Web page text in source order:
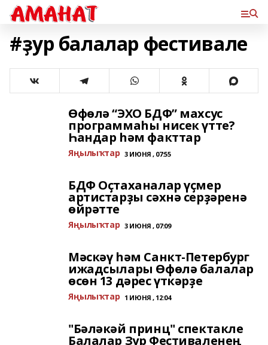
#ҙур балалар фестивале
Өфөлә “ЭХО БДФ” махсус
программаһы нисек үтте?
Һандар һәм факттар
Яңылыҡтар 3 ИЮНЯ , 07:55
БДФ Оҫтаханалар үҫмер
артистарҙы сәхнә серҙәренә
өйрәтте
Яңылыҡтар 3 ИЮНЯ , 07:09
Мәскәү һәм Санкт-Петербург
ижадсылары Өфөлә балалар
өсөн 13 дәрес үткәрҙе
Яңылыҡтар 1 ИЮНЯ , 12:04
"Бәләкәй принц" спектакле
Балалар Ҙур Фестиваленең